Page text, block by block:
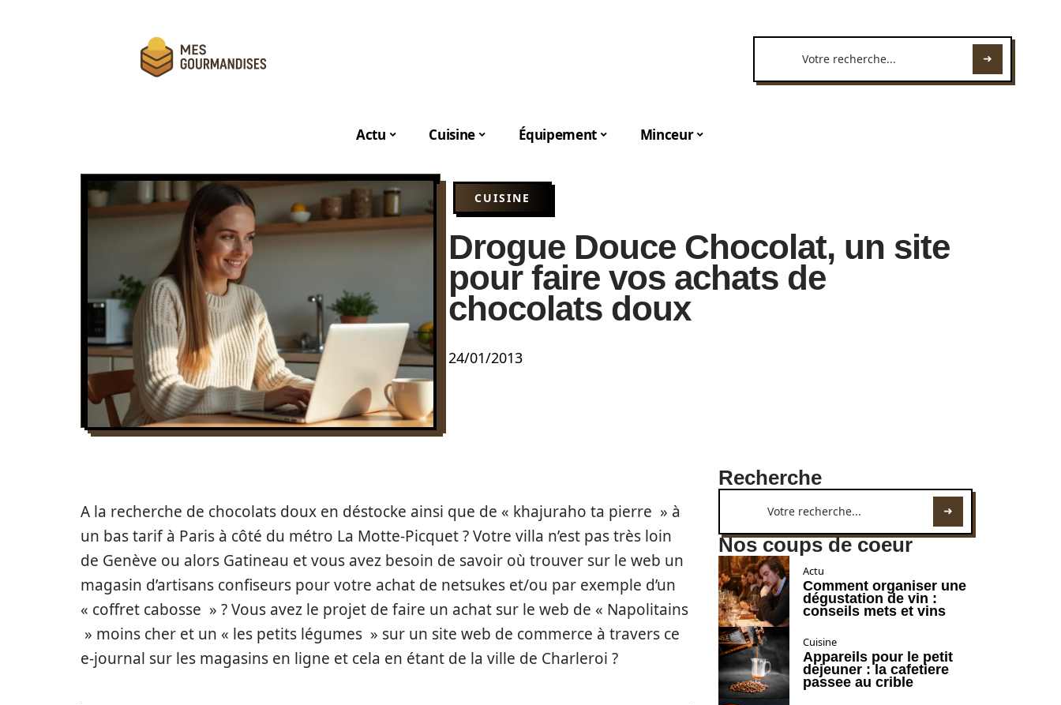
Actu Cuisine Équipement Minceur
CUISINE
Drogue Douce Chocolat, un site
pour faire vos achats de
chocolats doux
24/01/2013
A la recherche de chocolats doux en déstocke ainsi que de « khajuraho ta pierre » à
un bas tarif à Paris à côté du métro La Motte-Picquet ? Votre villa n’est pas très loin
de Genève ou alors Gatineau et vous avez besoin de savoir où trouver sur le web un
magasin d’artisans confiseurs pour votre achat de netsukes et/ou par exemple d’un
« coffret cabosse » ? Vous avez le projet de faire un achat sur le web de « Napolitains
» moins cher et un « les petits légumes » sur un site web de commerce à travers ce
e-journal sur les magasins en ligne et cela en étant de la ville de Charleroi ?
Recherche
Nos coups de coeur
Actu
Comment organiser une
dégustation de vin :
conseils mets et vins
Cuisine
Appareils pour le petit
dejeuner : la cafetiere
passee au crible